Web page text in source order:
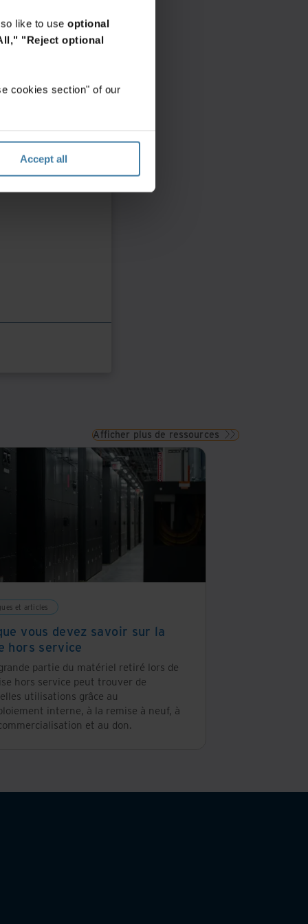
like to use optional
"Reject optional
cookies section" of our
Accept all
Afficher plus de ressources
et articles
vous devez savoir sur la
hors service
partie du matériel retiré lors de
hors service peut trouver de
utilisations grâce au
interne, à la remise à neuf, à
et au don.